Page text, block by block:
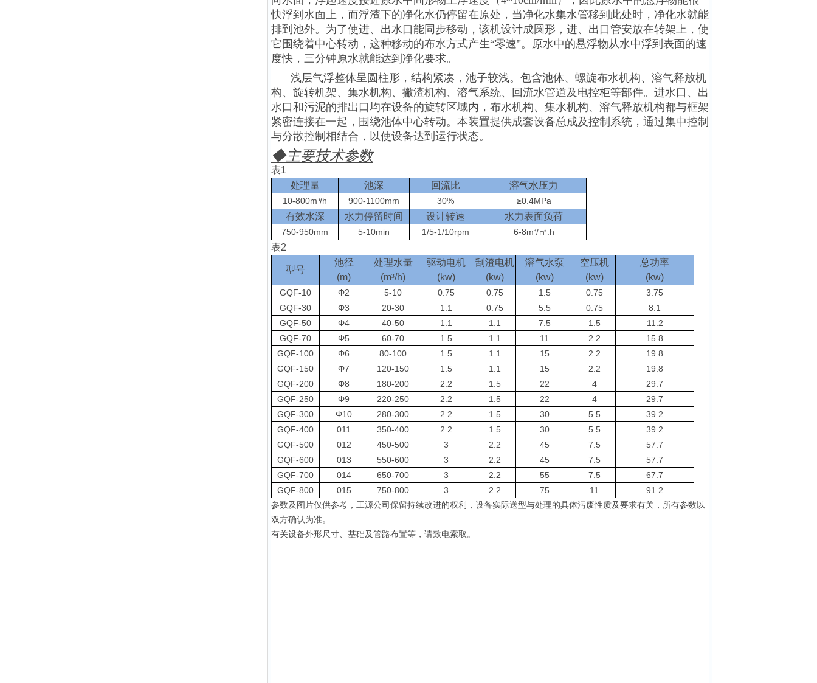
快浮到水面上，而浮渣下的净化水仍停留在原处，当净化水集水管移到此处时，净化水就能
排到池外。为了使进、出水口能同步移动，该机设计成圆形，进、出口管安放在转架上，使
它围绕着中心转动，这种移动的布水方式产生“零速"。原水中的悬浮物从水中浮到表面的速
度快，三分钟原水就能达到净化要求。
浅层气浮整体呈圆柱形，结构紧凑，池子较浅。包含池体、螺旋布水机构、溶气释放机
构、旋转机架、集水机构、撇渣机构、溶气系统、回流水管道及电控柜等部件。进水口、出
水口和污泥的排出口均在设备的旋转区域内，布水机构、集水机构、溶气释放机构都与框架
紧密连接在一起，围绕池体中心转动。本装置提供成套设备总成及控制系统，通过集中控制
与分散控制相结合，以使设备达到运行状态。
◆主要技术参数
表1
处理量
池深 回流比 溶气水压力
10-800m³/h 900-1100mm 30% ≥0.4MPa
有效水深 水力停留时间 设计转速 水力表面负荷
750-950mm 5-10min 1/5-1/10rpm 6-8m³/㎡ .h
表2
型号
池径
(m)
处理水量
(m³/h)
驱动电机
(kw)
刮渣电机
(kw)
溶气水泵
(kw)
空压机
(kw)
总功率
(kw)
GQF-10 Φ2 5-10 0.75 0.75 1.5 0.75
3.75
GQF-30
Φ3 20-30 1.1 0.75 5.5 0.75
8.1
GQF-50
Φ4 40-50 1.1 1.1 7.5 1.5
11.2
GQF-70
Φ5 60-70 1.5 1.1 11 2.2
15.8
GQF-100
Φ6 80-100 1.5 1.1 15 2.2
19.8
GQF-150
Φ7 120-150 1.5 1.1 15 2.2
19.8
GQF-200
Φ8 180-200 2.2 1.5 22 4
29.7
GQF-250
Φ9 220-250 2.2 1.5 22 4
29.7
GQF-300
Φ10 280-300 2.2 1.5 30 5.5
39.2
GQF-400
011 350-400 2.2 1.5 30 5.5
39.2
GQF-500
012 450-500 3 2.2 45 7.5
57.7
GQF-600
013 550-600 3 2.2 45 7.5
57.7
GQF-700
014 650-700 3 2.2 55 7.5
67.7
GQF-800
015 750-800 3 2.2 75 11 91.2
参数及图片仅供参考 ， 工源公司保留持续改进的权利 ， 设备实际送型与处理的具体污废性质及要求有关， 所有参数以
双方确认为准。
有关设备外形尺寸、基础及管路布置等，请致电索取。